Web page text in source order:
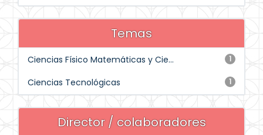
Temas
1
Ciencias Físico Matemáticas y Cie...
1
Ciencias Tecnológicas
Director / colaboradores